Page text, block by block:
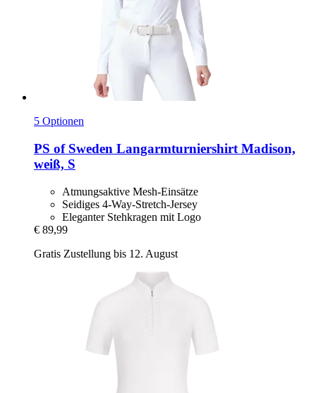
5 Optionen
PS of Sweden Langarmturniershirt Madison,
weiß, S
Atmungsaktive Mesh-Einsätze
Seidiges 4-Way-Stretch-Jersey
Eleganter Stehkragen mit Logo
€ 89,99
Gratis Zustellung bis 12. August